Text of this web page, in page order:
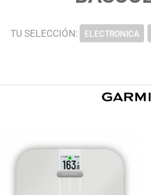
TU SELECCIÓN: ELECTRONICA